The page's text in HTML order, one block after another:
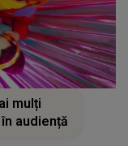
mulți
audiență